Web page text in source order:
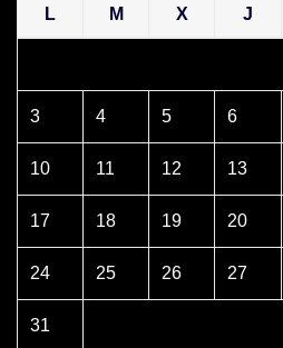
L M X J
3 4 5 6
10 11 12 13
17 18 19 20
24 25 26 27
31